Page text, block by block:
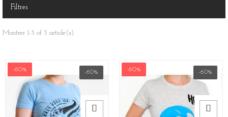
Filtres
Montrer 1-3 of 3 article(s)
-60%
-60% -60%
-60%